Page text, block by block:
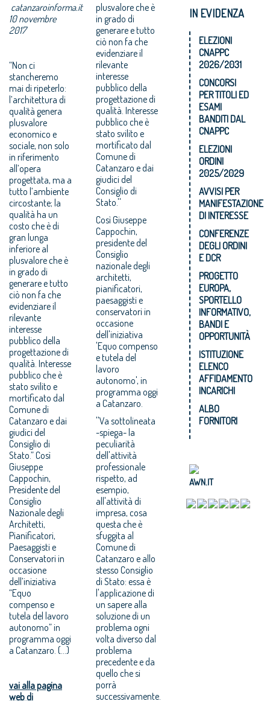
catanzaroinforma.it
10 novembre
2017
“Non ci
stancheremo
mai di ripeterlo:
l’architettura di
qualità genera
plusvalore
economico e
sociale, non solo
in riferimento
all’opera
progettata, ma a
tutto l’ambiente
circostante; la
qualità ha un
costo che è di
gran lunga
inferiore al
plusvalore che è
in grado di
generare e tutto
ciò non fa che
evidenziare il
rilevante
interesse
pubblico della
progettazione di
qualità. Interesse
pubblico che è
stato svilito e
mortificato dal
Comune di
Catanzaro e dai
giudici del
Consiglio di
Stato.” Così
Giuseppe
Cappochin,
Presidente del
Consiglio
Nazionale degli
Architetti,
Pianificatori,
Paesaggisti e
Conservatori in
occasione
dell’iniziativa
“Equo
compenso e
tutela del lavoro
autonomo” in
programma oggi
a Catanzaro. (...)
vai alla pagina
web di
plusvalore che è
in grado di
generare e tutto
ciò non fa che
evidenziare il
rilevante
interesse
pubblico della
progettazione di
qualità. Interesse
pubblico che è
stato svilito e
mortificato dal
Comune di
Catanzaro e dai
giudici del
Consiglio di
Stato.''
Così Giuseppe
Cappochin,
presidente del
Consiglio
nazionale degli
architetti,
pianificatori,
paesaggisti e
conservatori in
occasione
dell'iniziativa
'Equo compenso
e tutela del
lavoro
autonomo', in
programma oggi
a Catanzaro.
''Va sottolineata
-spiega- la
peculiarità
dell'attività
professionale
rispetto, ad
esempio,
all'attività di
impresa, cosa
questa che è
sfuggita al
Comune di
Catanzaro e allo
stesso Consiglio
di Stato: essa è
l'applicazione di
un sapere alla
soluzione di un
problema ogni
volta diverso dal
problema
precedente e da
quello che si
porrà
successivamente.
IN EVIDENZA
ELEZIONI
CNAPPC
2026/2031
CONCORSI
PER TITOLI ED
ESAMI
BANDITI DAL
CNAPPC
ELEZIONI
ORDINI
2025/2029
AVVISI PER
MANIFESTAZIONE
DI INTERESSE
CONFERENZE
DEGLI ORDINI
E DCR
PROGETTO
EUROPA,
SPORTELLO
INFORMATIVO,
BANDI E
OPPORTUNITÀ
ISTITUZIONE
ELENCO
AFFIDAMENTO
INCARICHI
ALBO
FORNITORI
AWN.IT